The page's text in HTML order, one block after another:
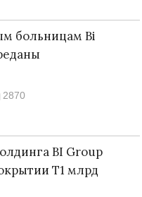
больницам Bi
2870
BI Group
Т1 млрд